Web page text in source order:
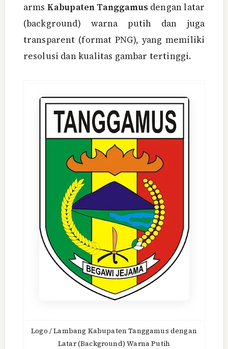
arms Kabupaten Tanggamusdengan latar
(background) warna putih dan juga
transparent (format PNG), yang memiliki
resolusi dan kualitas gambar tertinggi.
Logo / Lambang Kabupaten Tanggamus dengan
Latar (Background) Warna Putih